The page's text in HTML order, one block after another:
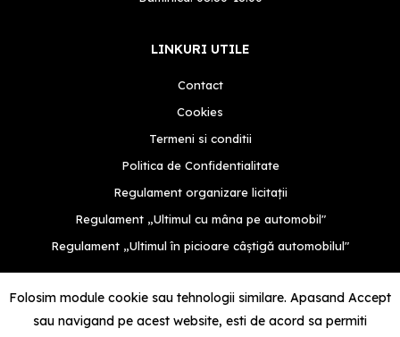
LINKURI UTILE
Contact
Cookies
Termeni si conditii
Politica de Confidentialitate
Regulament organizare licitații
Regulament „Ultimul cu mâna pe automobil"
Regulament „Ultimul în picioare câștigă automobilul"
Folosim module cookie sau tehnologii similare. Apasand Accept
sau navigand pe acest website, esti de acord sa permiti